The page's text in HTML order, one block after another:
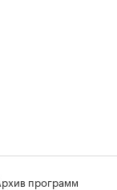
программ